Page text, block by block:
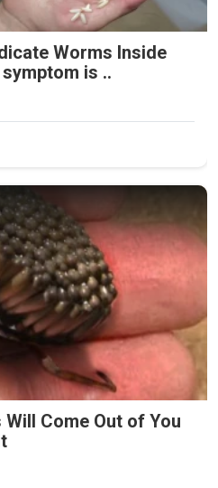
Worms Inside
is ..
Come Out of You